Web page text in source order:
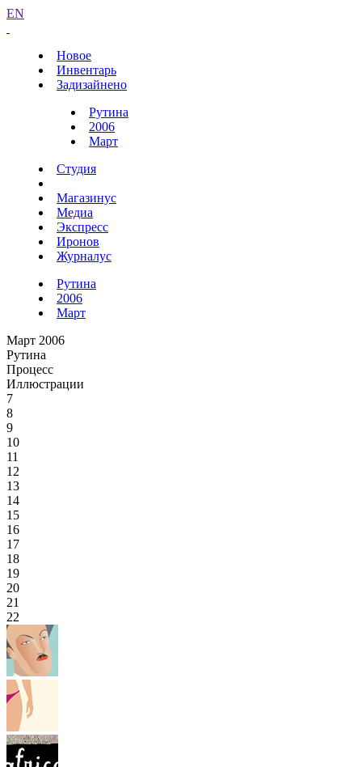
EN
Новое
Инвентарь
Задизайнено
Рутина
2006
Март
Студия
Магазинус
Медиа
Экспресс
Иронов
Журналус
Рутина
2006
Март
Март 2006
Рутина
Процесс
Иллюстрации
7
8
9
10
11
12
13
14
15
16
17
18
19
20
21
22